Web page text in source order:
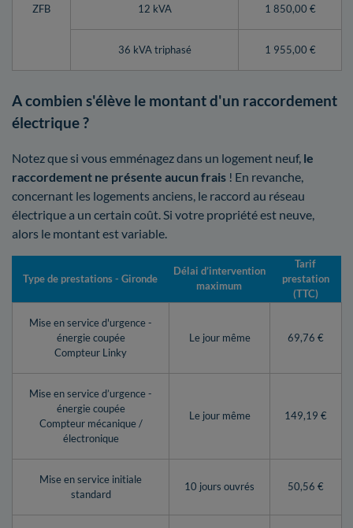
ZFB 12 kVA 1 850,00 €
36 kVA triphasé 1 955,00 €
A combien s'élève le montant d'un raccordement
électrique ?
Notez que si vous emménagez dans un logement neuf, le
raccordement ne présente aucun frais ! En revanche,
concernant les logements anciens, le raccord au réseau
électrique a un certain coût. Si votre propriété est neuve,
alors le montant est variable.
Type de prestations - Gironde
Délai d’intervention
maximum
Tarif
prestation
(TTC)
Mise en service d'urgence -
énergie coupée
Compteur Linky
Le jour même 69,76 €
Mise en service d’urgence -
énergie coupée
Compteur mécanique /
électronique
Le jour même 149,19 €
Mise en service initiale
standard
10 jours ouvrés 50,56 €